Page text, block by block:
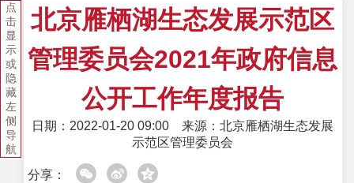
点
击
显
示
或
隐
藏
左
侧
导
航
北京雁栖湖生态发展示范区
管理委员会2021年政府信息
公开工作年度报告
日期：2022-01-20 09:00
来源：北京雁栖湖生态发展
示范区管理委员会
分享：